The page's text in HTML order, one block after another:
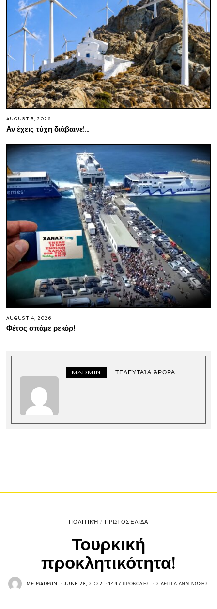
AUGUST 5, 2026
Αν έχεις τύχη διάβαινε!…
AUGUST 4, 2026
Φέτος σπάμε ρεκόρ!
MADMIN ΤΕΛΕΥΤΑΊΑ ΆΡΘΡΑ
ΠΟΛΙΤΙΚΉ / ΠΡΩΤΟΣΈΛΙΔΑ
Τουρκική
προκλητικότητα!
ΜΕ MADMIN JUNE 28, 2022 1447 ΠΡΟΒΟΛΈΣ 2 ΛΕΠΤΆ ΑΝΆΓΝΩΣΗΣ